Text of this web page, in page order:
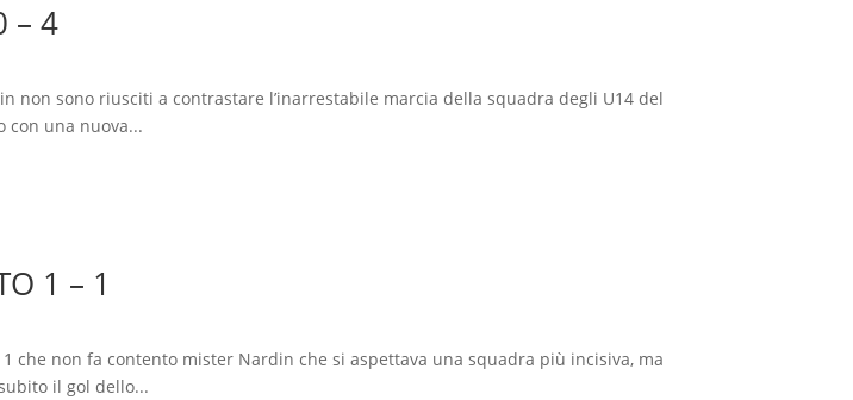
– 4
non sono riusciti a contrastare l’inarrestabile marcia della squadra degli U14 del
con una nuova...
1 – 1
che non fa contento mister Nardin che si aspettava una squadra più incisiva, ma
il gol dello...